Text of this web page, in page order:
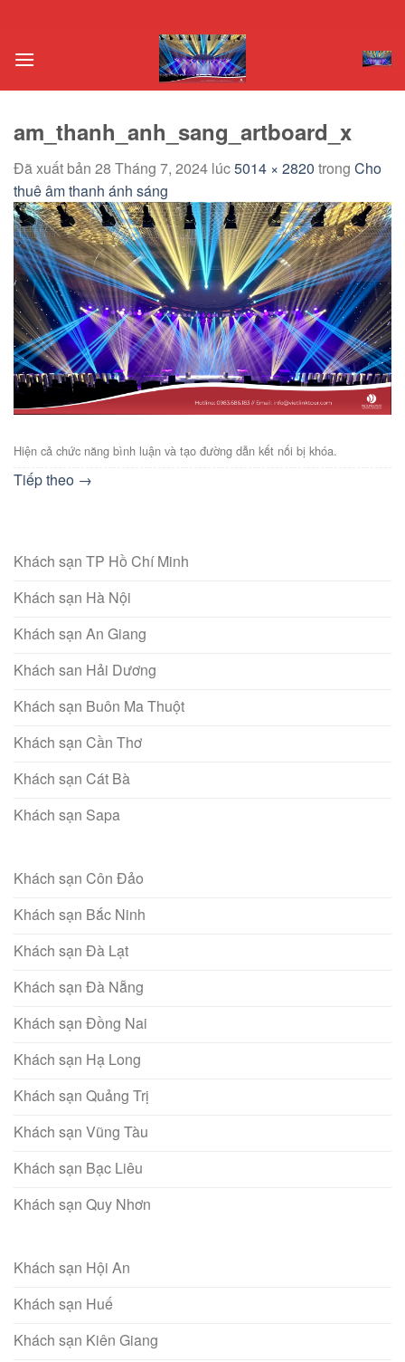
nội
am_thanh_anh_sang_artboard_x
Đã xuất bản 28 Tháng 7, 2024 lúc5014 × 2820 trong Cho
thuê âm thanh ánh sáng
Hiện cả chức năng bình luận và tạo đường dẫn kết nối bị khóa.
Tiếp theo →
Khách sạn TP Hồ Chí Minh
Khách sạn Hà Nội
Khách sạn An Giang
Khách san Hải Dương
Khách sạn Buôn Ma Thuột
Khách sạn Cần Thơ
Khách sạn Cát Bà
Khách sạn Sapa
Khách sạn Côn Đảo
Khách sạn Bắc Ninh
Khách sạn Đà Lạt
Khách sạn Đà Nẵng
Khách sạn Đồng Nai
Khách sạn Hạ Long
Khách sạn Quảng Trị
Khách sạn Vũng Tàu
Khách sạn Bạc Liêu
Khách sạn Quy Nhơn
Khách sạn Hội An
Khách sạn Huế
Khách sạn Kiên Giang